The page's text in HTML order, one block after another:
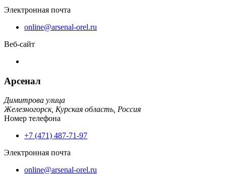
Электронная почта
online@arsenal-orel.ru
Веб-сайт
Арсенал
Димитрова улица
Железногорск, Курская область, Россия
Номер телефона
+7 (471) 487-71-97
Электронная почта
online@arsenal-orel.ru